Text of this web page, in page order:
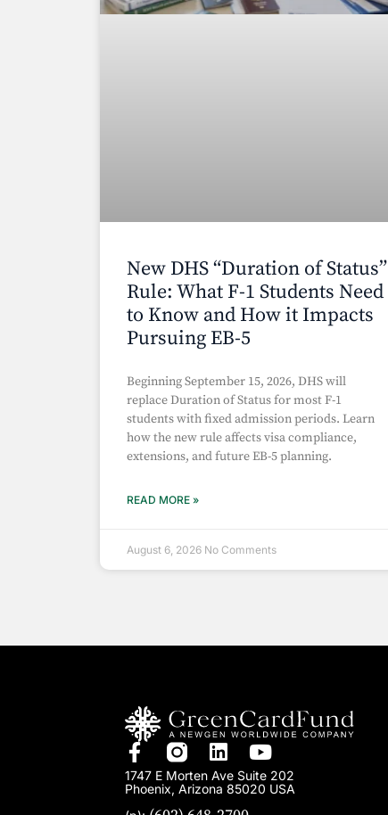
New DHS “Duration of Status”
Rule: What F-1 Students Need
to Know and How it Impacts
Pursuing EB-5
Beginning September 15, 2026, DHS will
replace Duration of Status for most F-1
students with fixed admission periods. Learn
how the new rule affects visa compliance,
extensions, and future EB-5 planning.
READ MORE »
August 6, 2026 No Comments
1747 E Morten Ave Suite 202
Phoenix, Arizona 85020 USA